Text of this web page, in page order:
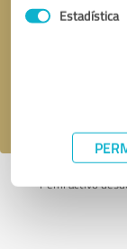
Estadística
Solicitar una
Perfil activo